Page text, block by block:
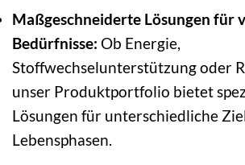
Maßgeschneiderte Lösungen für
Bedürfnisse: Ob Energie,
Stoffwechselunterstützung oder
unser Produktportfolio bietet
Lösungen für unterschiedliche
Lebensphasen.